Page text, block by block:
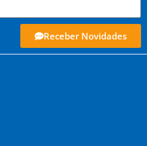
Receber Novidades